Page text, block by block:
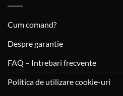
Cum comand?
Despre garantie
FAQ – Intrebari frecvente
Politica de utilizare cookie-uri